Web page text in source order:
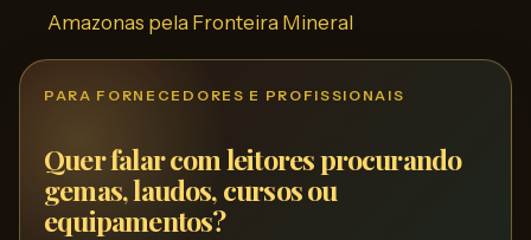
Amazonas pela Fronteira Mineral
PARA FORNECEDORES E PROFISSIONAIS
Quer falar com leitores procurando
gemas, laudos, cursos ou
equipamentos?